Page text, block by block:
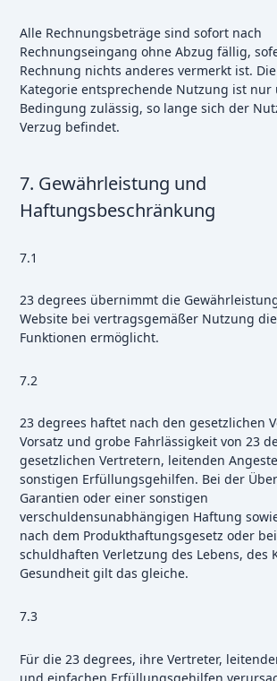
Alle Rechnungsbeträge sind sofort nach
Rechnungseingang ohne Abzug fällig,
Rechnung nichts anderes vermerkt ist.
Kategorie entsprechende Nutzung ist nur
Bedingung zulässig, so lange sich der
Verzug befindet.
7. Gewährleistung und
Haftungsbeschränkung
7.1
23 degrees übernimmt die
Website bei vertragsgemäßer Nutzung
Funktionen ermöglicht.
7.2
23 degrees haftet nach den gesetzlichen
Vorsatz und grobe Fahrlässigkeit von 23
gesetzlichen Vertretern, leitenden
sonstigen Erfüllungsgehilfen. Bei der
Garantien oder einer sonstigen
verschuldensunabhängigen Haftung
nach dem Produkthaftungsgesetz oder
schuldhaften Verletzung des Lebens, des
Gesundheit gilt das gleiche.
7.3
Für die 23 degrees, ihre Vertreter,
und einfachen Erfüllungsgehilfen